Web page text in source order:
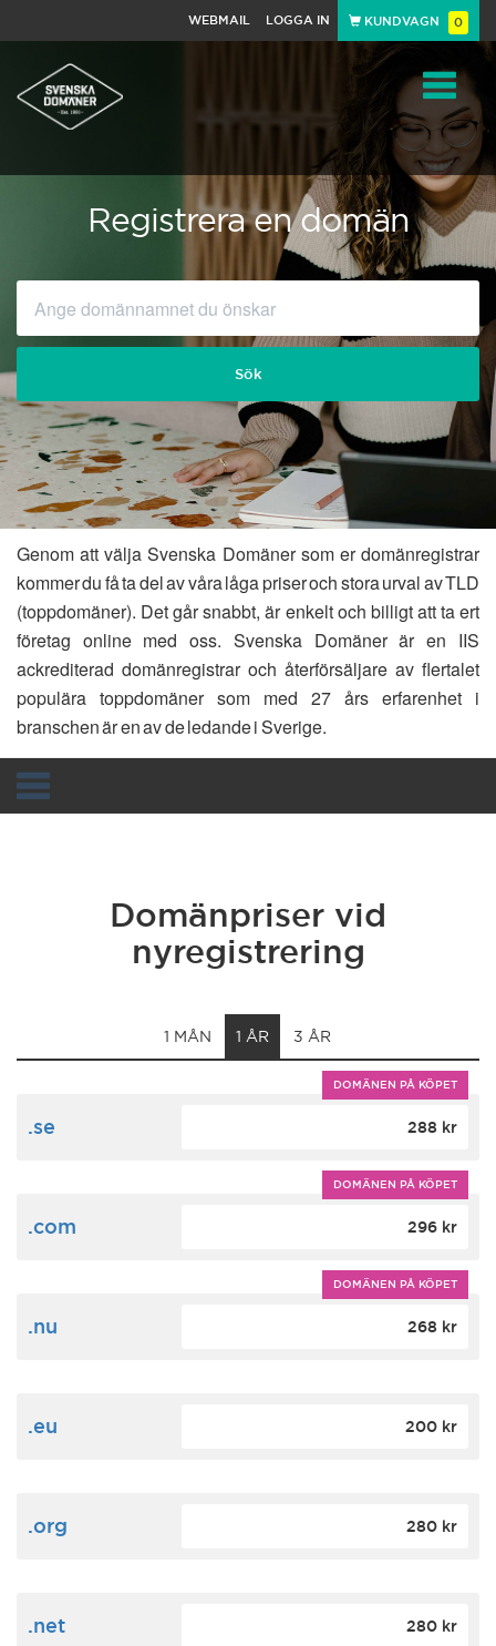
WEBMAIL LOGGA IN KUNDVAGN 0
Toggle
Registrera en domän
Sök
Genom att välja Svenska Domäner som er domänregistrar
kommer du få ta del av våra låga priser och stora urval av TLD
(toppdomäner). Det går snabbt, är enkelt och billigt att ta ert
företag online med oss. Svenska Domäner är en IIS
ackrediterad domänregistrar och återförsäljare av flertalet
populära toppdomäner som med 27 års erfarenhet i
branschen är en av de ledande i Sverige.
Domänpriser vid
nyregistrering
1 MÅN 1 ÅR 3 ÅR
DOMÄNEN PÅ KÖPET
.se 288 kr
DOMÄNEN PÅ KÖPET
.com 296 kr
DOMÄNEN PÅ KÖPET
.nu 268 kr
.eu 200 kr
.org 280 kr
.net 280 kr